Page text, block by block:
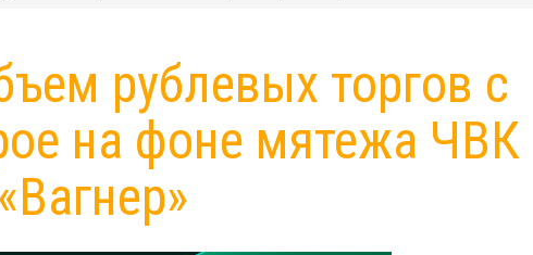
рублевых торгов с
на фоне мятежа ЧВК
«Вагнер»